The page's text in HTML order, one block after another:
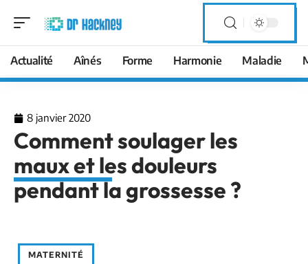
Actualité Aînés Forme Harmonie Maladie
8 janvier 2020
Comment soulager les
maux et les douleurs
pendant la grossesse ?
MATERNITÉ